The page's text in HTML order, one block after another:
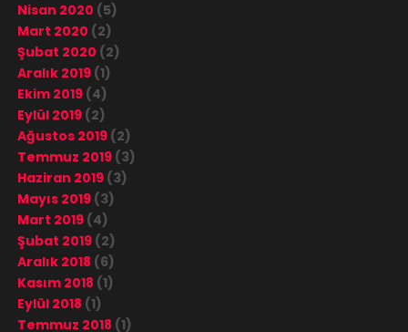
Nisan 2020 (5)
Mart 2020 (2)
Şubat 2020 (2)
Aralık 2019(1)
Ekim 2019(4)
Eylül 2019(2)
Ağustos 2019(2)
Temmuz 2019(3)
Haziran 2019(3)
Mayıs 2019(3)
Mart 2019(4)
Şubat 2019(2)
Aralık 2018 (6)
Kasım 2018 (1)
Eylül 2018 (1)
Temmuz 2018 (1)